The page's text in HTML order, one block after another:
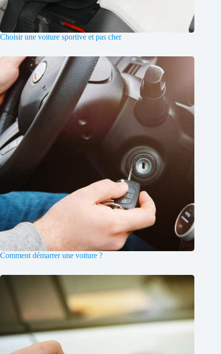
Choisir une voiture sportive et pas cher
Comment démarrer une voiture ?